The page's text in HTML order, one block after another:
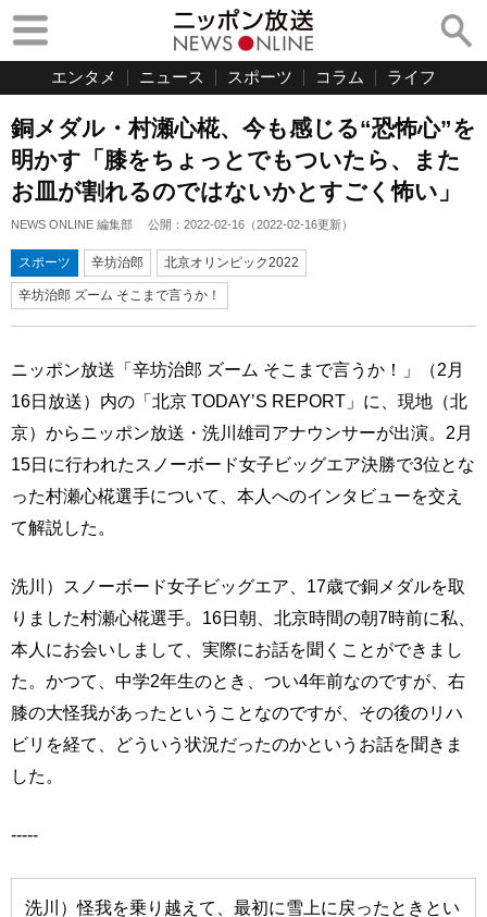
エンタメ ニュース スポーツ コラム ライフ
銅メダル・村瀬心椛、今も感じる“恐怖心”を
明かす「膝をちょっとでもついたら、また
お皿が割れるのではないかとすごく怖い」
NEWS ONLINE 編集部 公開： 2022-02-16 （2022-02-16更新）
スポーツ 辛坊治郎 北京オリンピック2022
辛坊治郎 ズーム そこまで言うか！
ニッポン放送「辛坊治郎 ズーム そこまで言うか！」（2月
16日放送）内の「北京 TODAY’S REPORT」に、現地（北
京）からニッポン放送・洗川雄司アナウンサーが出演。2月
15日に行われたスノーボード女子ビッグエア決勝で3位とな
った村瀬心椛選手について、本人へのインタビューを交え
て解説した。
洗川）スノーボード女子ビッグエア、17歳で銅メダルを取
りました村瀬心椛選手。16日朝、北京時間の朝7時前に私、
本人にお会いしまして、実際にお話を聞くことができまし
た。かつて、中学2年生のとき、つい4年前なのですが、右
膝の大怪我があったということなのですが、その後のリハ
ビリを経て、どういう状況だったのかというお話を聞きま
した。
-----
洗川）怪我を乗り越えて、最初に雪上に戻ったときとい